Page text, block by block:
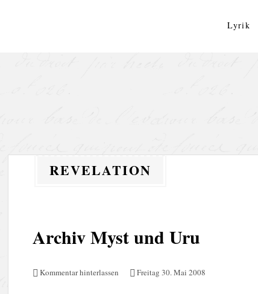
Lyrik
REVELATION
Archiv Myst und Uru
Kommentar hinterlassen Freitag 30. Mai 2008